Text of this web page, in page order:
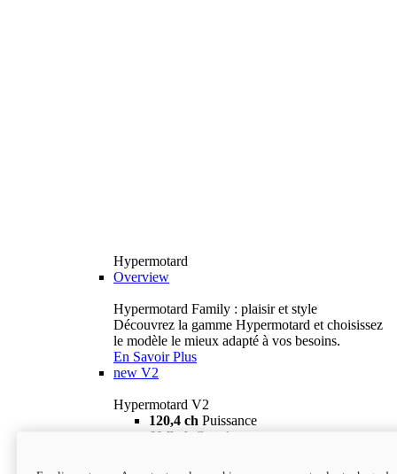
Hypermotard
Overview
Hypermotard Family : plaisir et style
Découvrez la gamme Hypermotard et choisissez
le modèle le mieux adapté à vos besoins.
En Savoir Plus
new V2
Hypermotard V2
120,4 ch Puissance
69 lb-ft
Couple
18 895 $